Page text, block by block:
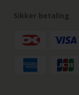
Sikker betaling